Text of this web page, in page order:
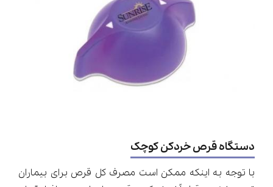
دستگاه قرص خردکن کوچک
با توجه به اینکه ممکن است مصرف کل قرص برای بیماران